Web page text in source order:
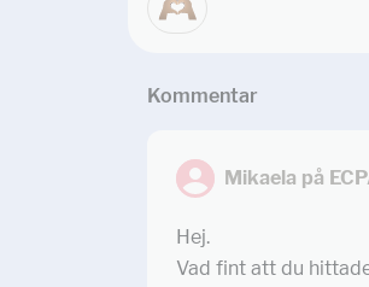
Kommentar
Mikaela på
Hej.
Vad fint att du